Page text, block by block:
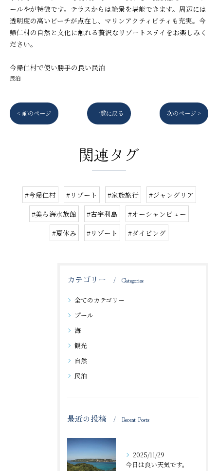
ールやが特徴です。テラスからは絶景を堪能できます。周辺には
透明度の高いビーチが点在し、マリンアクティビティも充実。今
帰仁村の自然と文化に触れる贅沢なリゾートステイをお楽しみく
ださい。
今帰仁村で使い勝手の良い民泊
民泊
< 前のページ 一覧に戻る 次のページ >
関連タグ
#今帰仁村 #リゾート #家族旅行
#ジャングリア
#美ら海水族館
#古宇利島
#オーシャンビュー
#夏休み
#リゾート #ダイビング
カテゴリー Categories
全てのカテゴリー
プール
海
観光
自然
民泊
最近の投稿 Recent Posts
2025/11/29
今日は良い天気です。